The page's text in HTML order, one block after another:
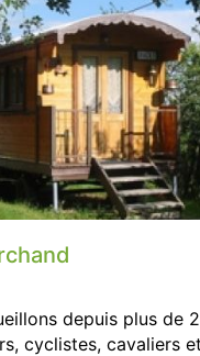
depuis plus de
cyclistes, cavaliers et